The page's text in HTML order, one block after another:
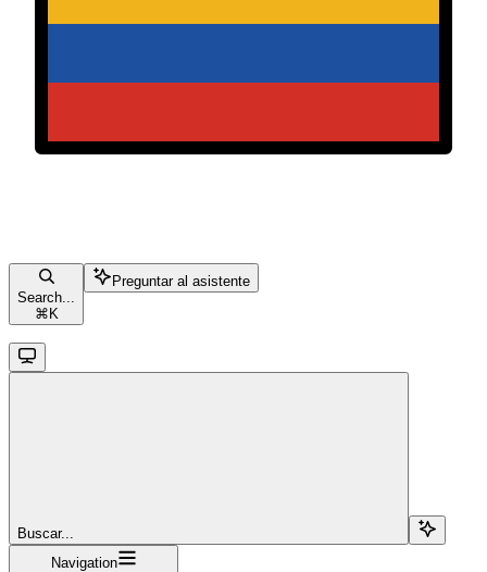
Search...
⌘ K
Preguntar al asistente
Buscar...
Navigation